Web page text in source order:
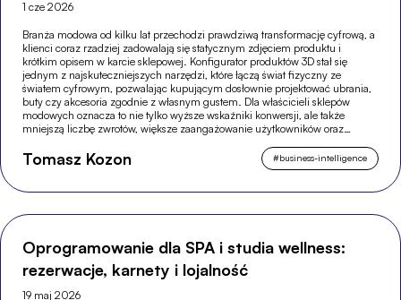
1 cze 2026
Branża modowa od kilku lat przechodzi prawdziwą transformację cyfrową, a
klienci coraz rzadziej zadowalają się statycznym zdjęciem produktu i
krótkim opisem w karcie sklepowej. Konfigurator produktów 3D stał się
jednym z najskuteczniejszych narzędzi, które łączą świat fizyczny ze
światem cyfrowym, pozwalając kupującym dosłownie projektować ubrania,
buty czy akcesoria zgodnie z własnym gustem. Dla właścicieli sklepów
modowych oznacza to nie tylko wyższe wskaźniki konwersji, ale także
mniejszą liczbę zwrotów, większe zaangażowanie użytkowników oraz
Tomasz Kozon #business-intelligence
Oprogramowanie dla SPA i studia wellness:
rezerwacje, karnety i lojalność
19 maj 2026